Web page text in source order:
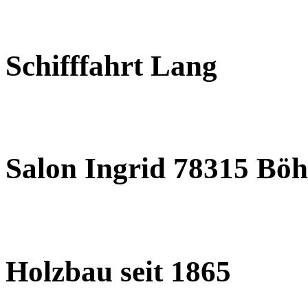
Schifffahrt Lang
Salon Ingrid 78315
Holzbau seit 1865